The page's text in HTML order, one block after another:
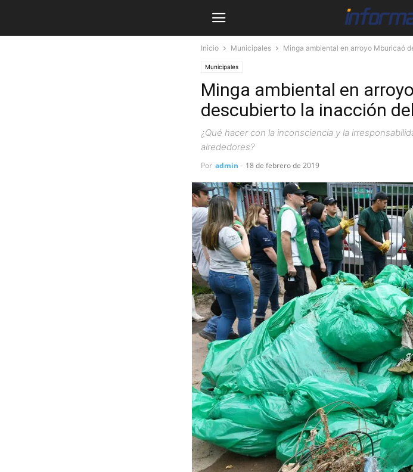
Inicio Municipales Minga ambiental en arroyo Mburicaó
Municipales
Minga ambiental en
descubierto la inacción
¿Qué hacer con la inconsciencia y la
alrededores?
Por admin - 18 de febrero de 2019